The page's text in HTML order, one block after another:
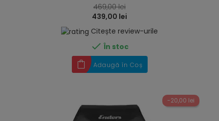
469,00 lei
439,00 lei
Citește review-urile
 În stoc
Adaugă în Coș
-20,00 lei